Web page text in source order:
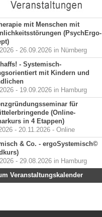
mit Menschen mit
(PsychErgo-
- 26.09.2026 in Nürnberg
- Systemisch-
mit Kindern und
- 19.09.2026 in Hamburg
für
(Online-
in 4 Etappen)
- 20.11.2026 - Online
& Co. - ergoSystemisch©
- 29.08.2026 in Hamburg
Veranstaltungskalender